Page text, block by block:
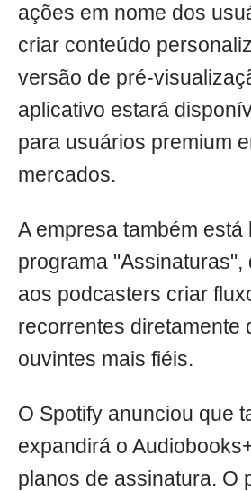
ações em nome dos
criar conteúdo
versão de pré-
aplicativo estará
para usuários premium
mercados.
A empresa também está
programa "Assinaturas",
aos podcasters criar
recorrentes diretamente
ouvintes mais fiéis.
O Spotify anunciou que
expandirá o
planos de assinatura. O